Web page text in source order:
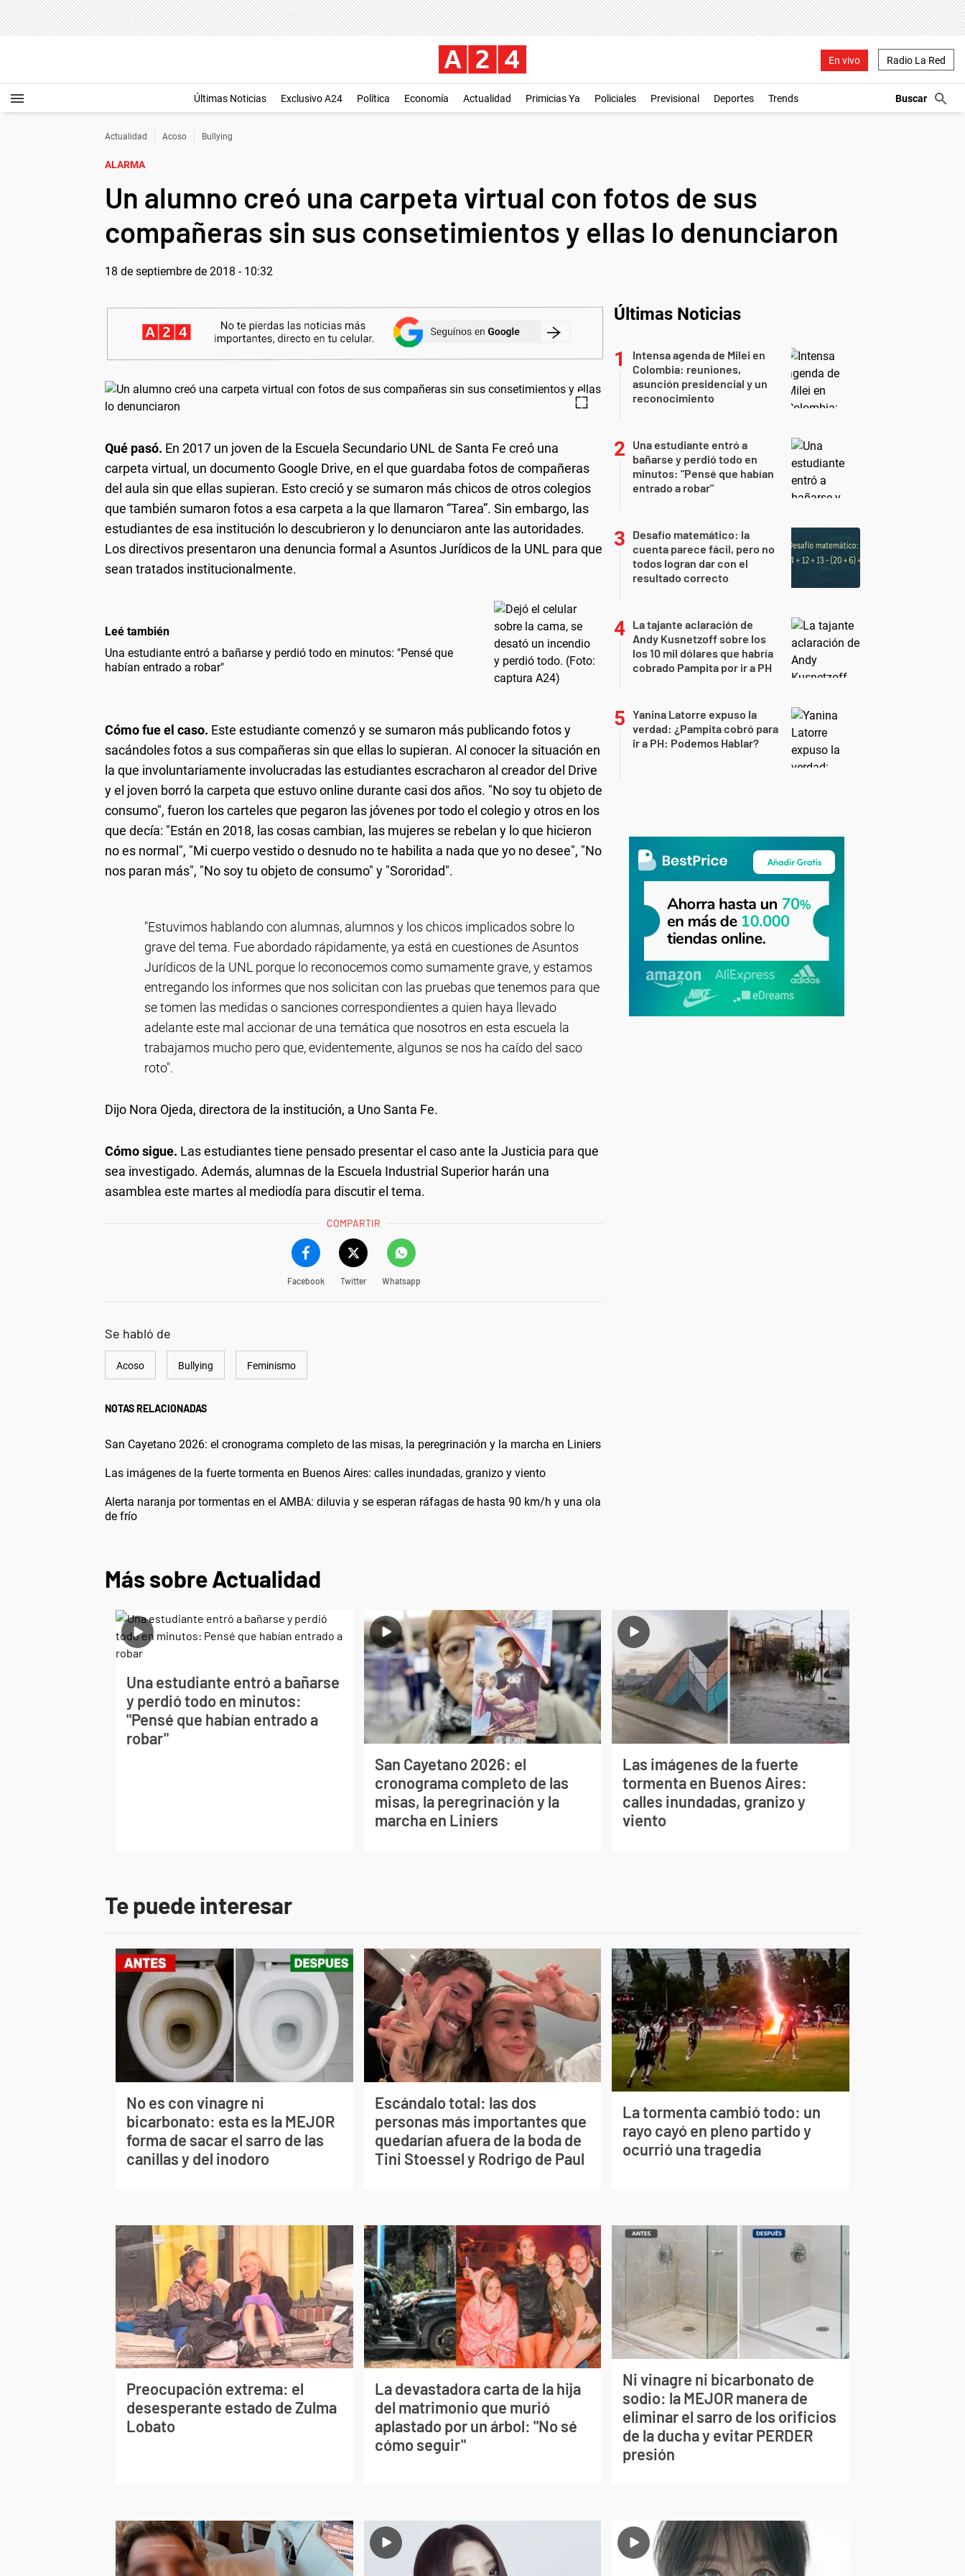
En vivo Radio La Red
Últimas Noticias Exclusivo A24 Política Economía Actualidad Primicias Ya Policiales Previsional Deportes Trends
Actualidad Acoso Bullying
ALARMA
Un alumno creó una carpeta virtual con fotos de sus
compañeras sin sus consetimientos y ellas lo denunciaron
18 de septiembre de 2018 - 10:32
Qué pasó. En 2017 un joven de la Escuela Secundario UNL de Santa Fe creó una
carpeta virtual, un documento Google Drive, en el que guardaba fotos de compañeras
del aula sin que ellas supieran. Esto creció y se sumaron más chicos de otros colegios
que también sumaron fotos a esa carpeta a la que llamaron “Tarea”. Sin embargo, las
estudiantes de esa institución lo descubrieron y lo denunciaron ante las autoridades.
Los directivos presentaron una denuncia formal a Asuntos Jurídicos de la UNL para que
sean tratados institucionalmente.
Leé también
Una estudiante entró a bañarse y perdió todo en minutos: "Pensé que
habían entrado a robar"
Cómo fue el caso. Este estudiante comenzó y se sumaron más publicando fotos y
sacándoles fotos a sus compañeras sin que ellas lo supieran. Al conocer la situación en
la que involuntariamente involucradas las estudiantes escracharon al creador del Drive
y el joven borró la carpeta que estuvo online durante casi dos años. "No soy tu objeto de
consumo", fueron los carteles que pegaron las jóvenes por todo el colegio y otros en los
que decía: "Están en 2018, las cosas cambian, las mujeres se rebelan y lo que hicieron
no es normal", "Mi cuerpo vestido o desnudo no te habilita a nada que yo no desee", "No
nos paran más", "No soy tu objeto de consumo" y "Sororidad".
"Estuvimos hablando con alumnas, alumnos y los chicos implicados sobre lo
grave del tema. Fue abordado rápidamente, ya está en cuestiones de Asuntos
Jurídicos de la UNL porque lo reconocemos como sumamente grave, y estamos
entregando los informes que nos solicitan con las pruebas que tenemos para que
se tomen las medidas o sanciones correspondientes a quien haya llevado
adelante este mal accionar de una temática que nosotros en esta escuela la
trabajamos mucho pero que, evidentemente, algunos se nos ha caído del saco
roto".
Dijo Nora Ojeda, directora de la institución, a Uno Santa Fe.
Cómo sigue. Las estudiantes tiene pensado presentar el caso ante la Justicia para que
sea investigado. Además, alumnas de la Escuela Industrial Superior harán una
asamblea este martes al mediodía para discutir el tema.
COMPARTIR
Facebook Twitter Whatsapp
Se habló de
Acoso Bullying Feminismo
NOTAS RELACIONADAS
San Cayetano 2026: el cronograma completo de las misas, la peregrinación y la marcha en Liniers
Las imágenes de la fuerte tormenta en Buenos Aires: calles inundadas, granizo y viento
Alerta naranja por tormentas en el AMBA: diluvia y se esperan ráfagas de hasta 90 km/h y una ola
de frío
Últimas Noticias
Intensa agenda de Milei en
Colombia: reuniones,
asunción presidencial y un
reconocimiento
Una estudiante entró a
bañarse y perdió todo en
minutos: "Pensé que habían
entrado a robar"
Desafío matemático: la
cuenta parece fácil, pero no
todos logran dar con el
resultado correcto
La tajante aclaración de
Andy Kusnetzoff sobre los
los 10 mil dólares que habría
cobrado Pampita por ir a PH
Yanina Latorre expuso la
verdad: ¿Pampita cobró para
ir a PH: Podemos Hablar?
Más sobre Actualidad
Una estudiante entró a bañarse
y perdió todo en minutos:
"Pensé que habían entrado a
robar"
San Cayetano 2026: el
cronograma completo de las
misas, la peregrinación y la
marcha en Liniers
Las imágenes de la fuerte
tormenta en Buenos Aires:
calles inundadas, granizo y
viento
Te puede interesar
No es con vinagre ni
bicarbonato: esta es la MEJOR
forma de sacar el sarro de las
canillas y del inodoro
Escándalo total: las dos
personas más importantes que
quedarían afuera de la boda de
Tini Stoessel y Rodrigo de Paul
La tormenta cambió todo: un
rayo cayó en pleno partido y
ocurrió una tragedia
Preocupación extrema: el
desesperante estado de Zulma
Lobato
La devastadora carta de la hija
del matrimonio que murió
aplastado por un árbol: "No sé
cómo seguir"
Ni vinagre ni bicarbonato de
sodio: la MEJOR manera de
eliminar el sarro de los orificios
de la ducha y evitar PERDER
presión